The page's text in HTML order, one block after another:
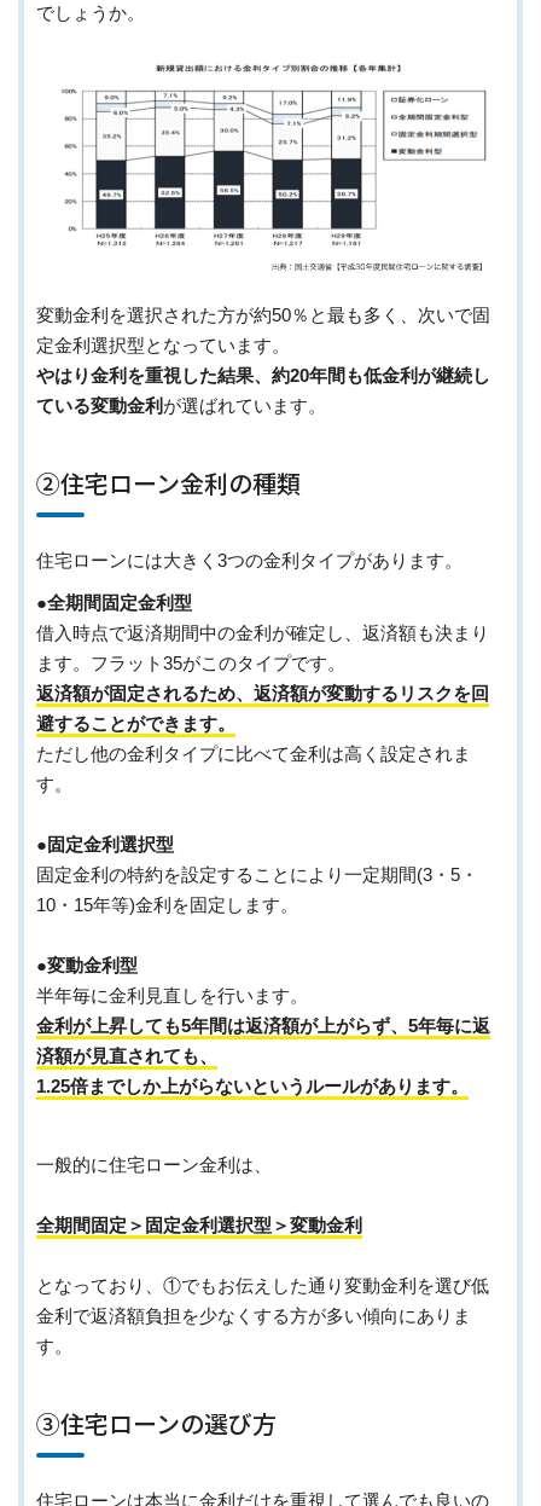
でしょうか。
変動金利を選択された方が約50％と最も多く、次いで固
定金利選択型となっています。
やはり金利を重視した結果、約20年間も低金利が継続し
ている変動金利 が選ばれています。
②住宅ローン金利の種類
住宅ローンには大きく3つの金利タイプがあります。
●全期間固定金利型
借入時点で返済期間中の金利が確定し、返済額も決まり
ます。フラット35がこのタイプです。
返済額が固定されるため、返済額が変動するリスクを回
避することができます。
ただし他の金利タイプに比べて金利は高く設定されま
す。
●固定金利選択型
固定金利の特約を設定することにより一定期間(3・5・
10・15年等)金利を固定します。
●変動金利型
半年毎に金利見直しを行います。
金利が上昇しても5年間は返済額が上がらず、5年毎に返
済額が見直されても、
1.25倍までしか上がらないというルールがあります。
一般的に住宅ローン金利は、
全期間固定＞固定金利選択型＞変動金利
となっており、①でもお伝えした通り変動金利を選び低
金利で返済額負担を少なくする方が多い傾向にありま
す。
③住宅ローンの選び方
住宅ローンは本当に金利だけを重視して選んでも良いの